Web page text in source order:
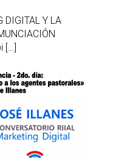
DIGITAL Y LA
[…]